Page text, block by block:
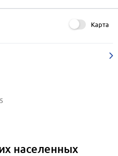
Карта
населенных